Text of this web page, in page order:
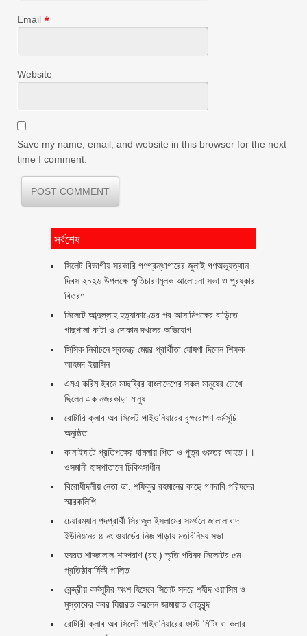
Email *
Website
Save my name, email, and website in this browser for the next
time I comment.
সর্বশেষ
সিলেট বিভাগীয় সরকারি গণগ্রন্থাগারের জুলাই গণঅভ্যুত্থান
দিবস ২০২৬ উপলক্ষে স্মৃতিচারণমূলক আলোচনা সভা ও পুরষ্কার
বিতরণ ‎ ‎
সিলেটে আব্দুল্লাহ হত্যাকাণ্ডের পর আসামিপক্ষের বাড়িতে
গাছপালা কাটা ও দোকান দখলের অভিযোগ
সিসিক নির্বাচনে স্বতন্ত্র মেয়র প্রার্থীতা ঘোষণা দিলেন শিক্ষক
আহমদ ইয়াসিন
এমএ করিম ইবনে মচ্ছব্বির বাংলাদেশের সকল মানুষের চোখে
ছিলেন এক নজরকাড়া মানুষ ‎
রোটারি ক্লাব অব সিলেট পাইওনিয়ারের বৃক্ষরোপণ কর্মসূচি
অনুষ্ঠিত
কানাইঘাটে প্রতিপক্ষের হামলায় পিতা ও পুত্র গুরুতর আহত।।
ওসমানী হাসপাতালে চিকিৎসাধীন
বিরোধীদলীয় নেতা ডা. শফিকুর রহমানের কাছে গণদাবি পরিষদের
স্মারকলিপি ‎
চেয়ারম্যান পদপ্রার্থী সিরাজুল ইসলামের সমর্থনে জালালাবাদ
ইউনিয়নের ৪ নং ওয়ার্ডের নিজ পাড়ায় মতবিনিময় সভা
হযরত শাহ্জালাল-শাহ্পরাণ (রহ.) স্মৃতি পরিষদ সিলেটের ৫ম
প্রতিষ্ঠাবার্ষিকী পালিত ‎​
কেন্দ্রীয় কর্মসূচীর অংশ হিসেবে সিলেট সদরে শহীদ ওয়াসিম ও
মুস্তাকের কবর যিয়ারত করলেন জামায়াত নেতৃবৃন্দ ‎
রোটারী ক্লাব অব সিলেট পাইওনিয়ারের ফাস্ট মিটিং ও কলার